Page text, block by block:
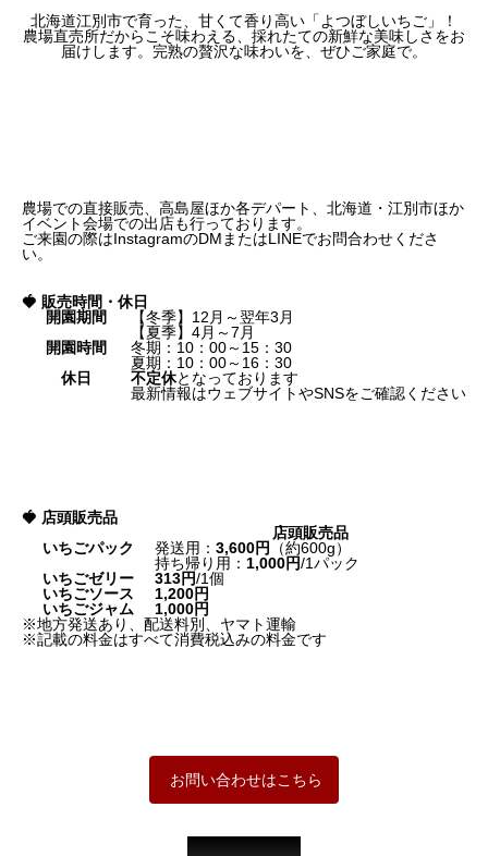
北海道江別市で育った、甘くて香り高い「よつぼしいちご」！
農場直売所だからこそ味わえる、採れたての新鮮な美味しさをお
届けします。完熟の贅沢な味わいを、ぜひご家庭で。
農場での直接販売、高島屋ほか各デパート、北海道・江別市ほか
イベント会場での出店も行っております。
ご来園の際はInstagramのDMまたはLINEでお問合わせくださ
い。
🍓 販売時間・休日
開園期間
【冬季】12月～翌年3月
【夏季】4月～7月
開園時間
冬期：10：00～15：30
夏期：10：00～16：30
休日
不定休となっております
最新情報はウェブサイトやSNSをご確認ください
🍓 店頭販売品
店頭販売品
いちごパック
発送用： 3,600円
（約600g）
持ち帰り用： 1,000円/1パック
いちごゼリー
313円/1個
いちごソース
1,200円
いちごジャム
1,000円
※地方発送あり、配送料別、ヤマト運輸
※記載の料金はすべて消費税込みの料金です
お問い合わせはこちら